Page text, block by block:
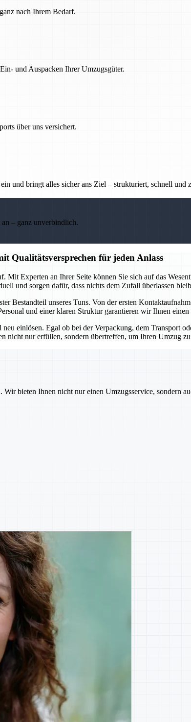
nach Ihrem Bedarf.
und Auspacken Ihrer Umzugsgüter.
über uns versichert.
und bringt alles sicher ans Ziel – strukturiert, schnell und
– ganz unverbindlich.
Qualitätsversprechen für jeden Anlass
Experten an Ihrer Seite können Sie sich auf das
und sorgen dafür, dass nichts dem Zufall überlassen
Bestandteil unseres Tuns. Von der ersten
und einer klaren Struktur garantieren wir Ihnen
einlösen. Egal ob bei der Verpackung, dem Transport
nicht nur erfüllen, sondern übertreffen, um Ihren Umzug
bieten Ihnen nicht nur einen Umzugsservice, sondern